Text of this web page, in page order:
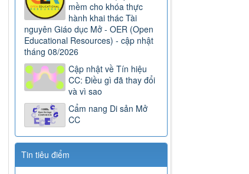
mềm cho khóa thực
hành khai thác Tài
nguyên Giáo dục Mở - OER (Open
Educational Resources) - cập nhật
tháng 08/2026
Cập nhật về Tín hiệu
CC: Điều gì đã thay đổi
và vì sao
Cẩm nang Di sản Mở
CC
Tin tiêu điểm